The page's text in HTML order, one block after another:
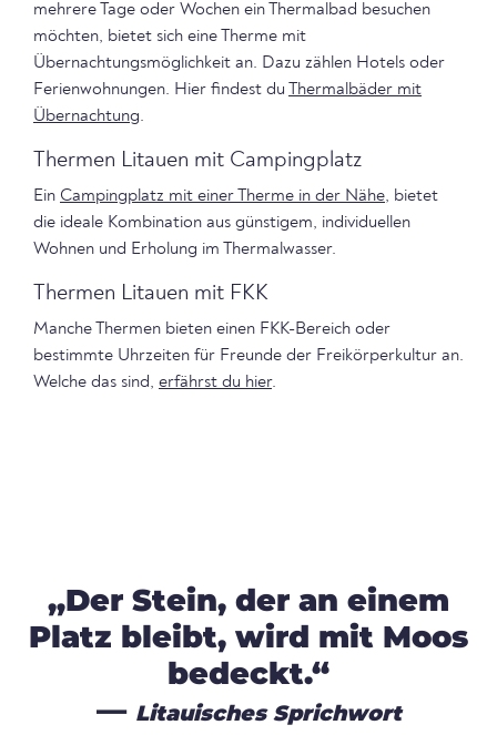
mehrere Tage oder Wochen ein Thermalbad besuchen
möchten, bietet sich eine Therme mit
Übernachtungsmöglichkeit an. Dazu zählen Hotels oder
Ferienwohnungen. Hier findest du
Thermalbäder mit
Übernachtung.
Thermen Litauen mit Campingplatz
Ein Campingplatz mit einer Therme in der Nähe, bietet
die ideale Kombination aus günstigem, individuellen
Wohnen und Erholung im Thermalwasser.
Thermen Litauen mit FKK
Manche Thermen bieten einen FKK-Bereich oder
bestimmte Uhrzeiten für Freunde der Freikörperkultur an.
Welche das sind, erfährst du hier.
„Der Stein, der an einem
Platz bleibt, wird mit Moos
bedeckt.“
— Litauisches Sprichwort